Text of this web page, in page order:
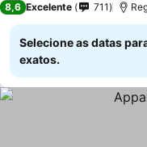
8,6 Excelente 711
Selecione as datas
exatos.